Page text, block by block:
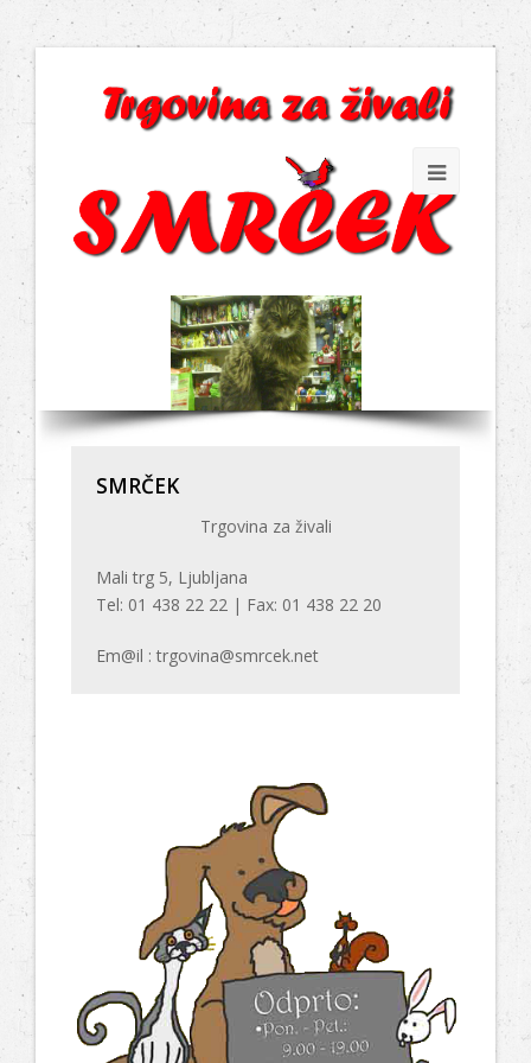
SMRČEK
Trgovina za živali
Mali trg 5, Ljubljana
Tel: 01 438 22 22 | Fax: 01 438 22 20
Em@il : trgovina@smrcek.net